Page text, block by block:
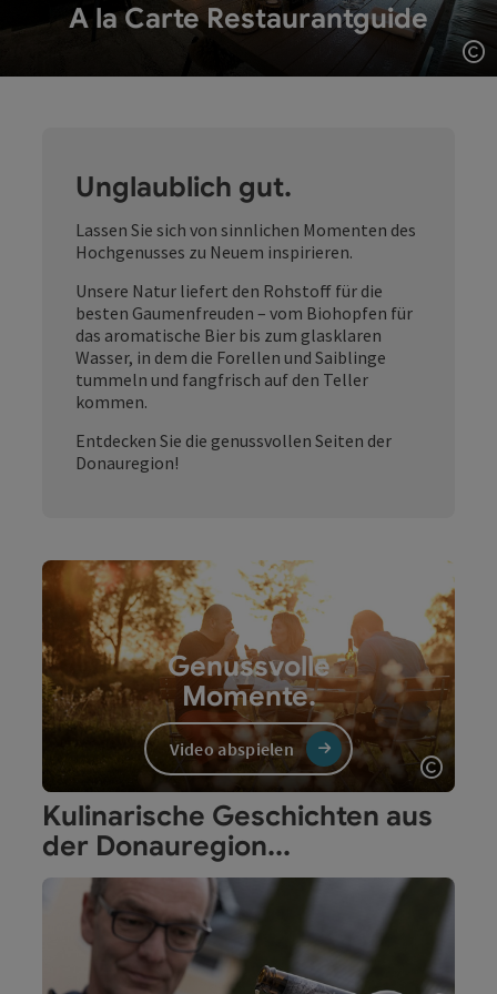
A la Carte Restaurantguide
Unglaublich gut.
Lassen Sie sich von sinnlichen Momenten des
Hochgenusses zu Neuem inspirieren.
Unsere Natur liefert den Rohstoff für die
besten Gaumenfreuden – vom Biohopfen für
das aromatische Bier bis zum glasklaren
Wasser, in dem die Forellen und Saiblinge
tummeln und fangfrisch auf den Teller
kommen.
Entdecken Sie die genussvollen Seiten der
Donauregion!
Genussvolle
Momente.
Video abspielen
Video
Kulinarische Geschichten aus
der Donauregion...